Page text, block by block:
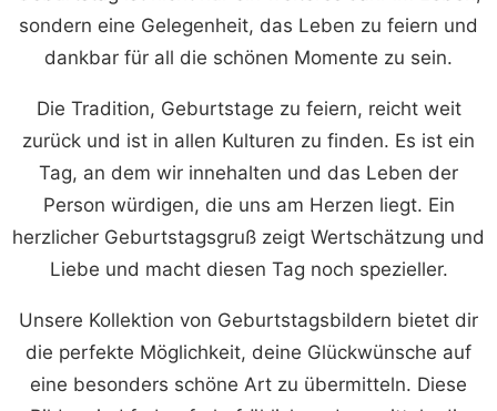
sondern eine Gelegenheit, das Leben zu feiern und
dankbar für all die schönen Momente zu sein.
Die Tradition, Geburtstage zu feiern, reicht weit
zurück und ist in allen Kulturen zu finden. Es ist ein
Tag, an dem wir innehalten und das Leben der
Person würdigen, die uns am Herzen liegt. Ein
herzlicher Geburtstagsgruß zeigt Wertschätzung und
Liebe und macht diesen Tag noch spezieller.
Unsere Kollektion von Geburtstagsbildern bietet dir
die perfekte Möglichkeit, deine Glückwünsche auf
eine besonders schöne Art zu übermitteln. Diese